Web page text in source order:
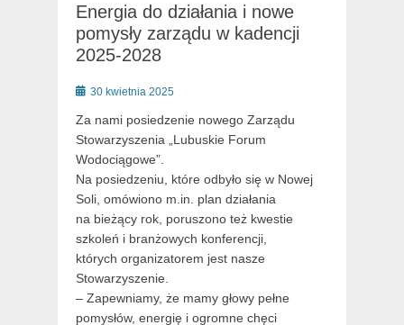
Energia do działania i nowe
pomysły zarządu w kadencji
2025-2028
Posted
30 kwietnia 2025
Za nami posiedzenie nowego Zarządu
Stowarzyszenia „Lubuskie Forum
Wodociągowe”.
Na posiedzeniu, które odbyło się w Nowej
Soli, omówiono m.in. plan działania
na bieżący rok, poruszono też kwestie
szkoleń i branżowych konferencji,
których organizatorem jest nasze
Stowarzyszenie.
– Zapewniamy, że mamy głowy pełne
pomysłów, energię i ogromne chęci